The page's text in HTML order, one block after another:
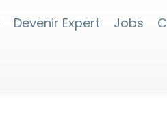
Devenir Expert Jobs